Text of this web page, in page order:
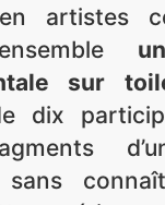
artistes
sur
dix